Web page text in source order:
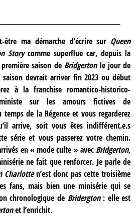
être ma démarche d’écrire sur Queen
Storycomme superflue car, depuis la
saison de Bridgertonle jour de
devrait arriver fin 2023 ou début
à la franchise romantico-historico-
sur les amours fictives de
temps de la Régence et vous regarderez
arrive, soit vous êtes indifférent.e.s
série et vous passerez votre chemin.
en « mode culte » avec Bridgerton,
ne fait que renforcer. Je parle de
Charlotten’est donc pas cette troisième
fans, mais bien une minisérie qui se
chronologique de Bridergton: elle est
et l’enrichit.